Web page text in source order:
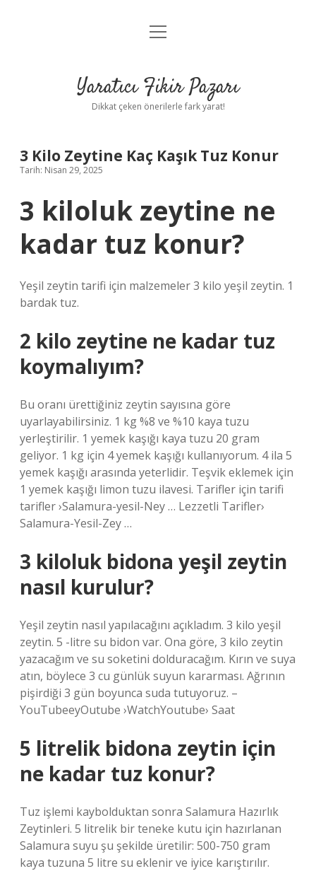
Anasayfa
Yasal Uyarı
menüyü
Yaratıcı Fikir Pazarı
Dikkat çeken önerilerle fark yarat!
3 Kilo Zeytine Kaç Kaşık Tuz Konur
Tarih: Nisan 29, 2025
3 kiloluk zeytine ne
kadar tuz konur?
Yeşil zeytin tarifi için malzemeler 3 kilo yeşil zeytin. 1
bardak tuz.
2 kilo zeytine ne kadar tuz
koymalıyım?
Bu oranı ürettiğiniz zeytin sayısına göre
uyarlayabilirsiniz. 1 kg %8 ve %10 kaya tuzu
yerleştirilir. 1 yemek kaşığı kaya tuzu 20 gram
geliyor. 1 kg için 4 yemek kaşığı kullanıyorum. 4 ila 5
yemek kaşığı arasında yeterlidir. Teşvik eklemek için
1 yemek kaşığı limon tuzu ilavesi. Tarifler için tarifi
tarifler ›Salamura-yesil-Ney … Lezzetli Tarifler›
Salamura-Yesil-Zey …
3 kiloluk bidona yeşil zeytin
nasıl kurulur?
Yeşil zeytin nasıl yapılacağını açıkladım. 3 kilo yeşil
zeytin. 5 -litre su bidon var. Ona göre, 3 kilo zeytin
yazacağım ve su soketini dolduracağım. Kırın ve suya
atın, böylece 3 cu günlük suyun kararması. Ağrının
pişirdiği 3 gün boyunca suda tutuyoruz. –
YouTubeeyOutube ›WatchYoutube› Saat
5 litrelik bidona zeytin için
ne kadar tuz konur?
Tuz işlemi kaybolduktan sonra Salamura Hazırlık
Zeytinleri. 5 litrelik bir teneke kutu için hazırlanan
Salamura suyu şu şekilde üretilir: 500-750 gram
kaya tuzuna 5 litre su eklenir ve iyice karıştırılır.